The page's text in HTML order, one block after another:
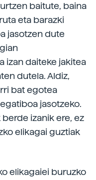
baitute, baina
eta barazki
jasotzen dute
izan daiteke jakitea
dutela. Aldiz,
bat egotea
jasotzeko.
izanik ere, ez
elikagai guztiak
elikagaiei buruzko